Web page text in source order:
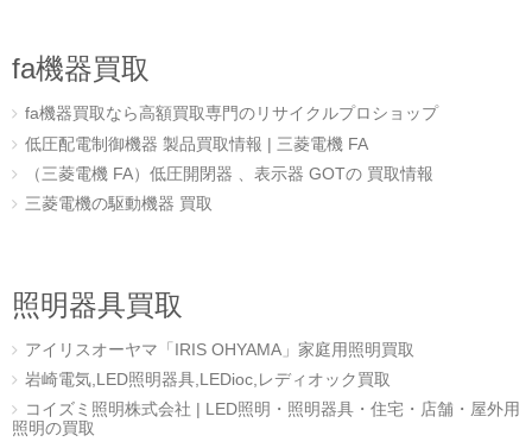
fa機器買取
fa機器買取なら高額買取専門のリサイクルプロショップ
低圧配電制御機器 製品買取情報 | 三菱電機 FA
（三菱電機 FA）低圧開閉器 、表示器 GOTの 買取情報
三菱電機の駆動機器 買取
照明器具買取
アイリスオーヤマ「IRIS OHYAMA」家庭用照明買取
岩崎電気,LED照明器具,LEDioc,レディオック買取
コイズミ照明株式会社 | LED照明・照明器具・住宅・店舗・屋外用
照明の買取